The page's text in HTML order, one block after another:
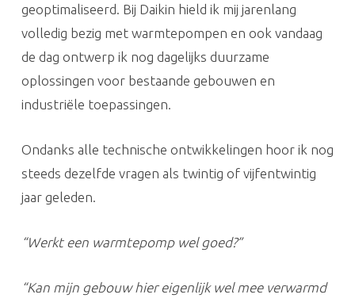
geoptimaliseerd. Bij Daikin hield ik mij jarenlang
volledig bezig met warmtepompen en ook vandaag
de dag ontwerp ik nog dagelijks duurzame
oplossingen voor bestaande gebouwen en
industriële toepassingen.
Ondanks alle technische ontwikkelingen hoor ik nog
steeds dezelfde vragen als twintig of vijfentwintig
jaar geleden.
“Werkt een warmtepomp wel goed?”
“Kan mijn gebouw hier eigenlijk wel mee verwarmd